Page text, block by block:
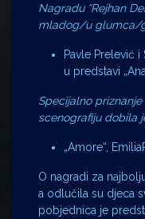
Nagradu “Rejhan
mladog/u glumca/
Pavle Prelević
u predstavi
Specijalno
scenografiju dobila
„Amore“,
O nagradi za
a odlučila su djeca
pobjednica je